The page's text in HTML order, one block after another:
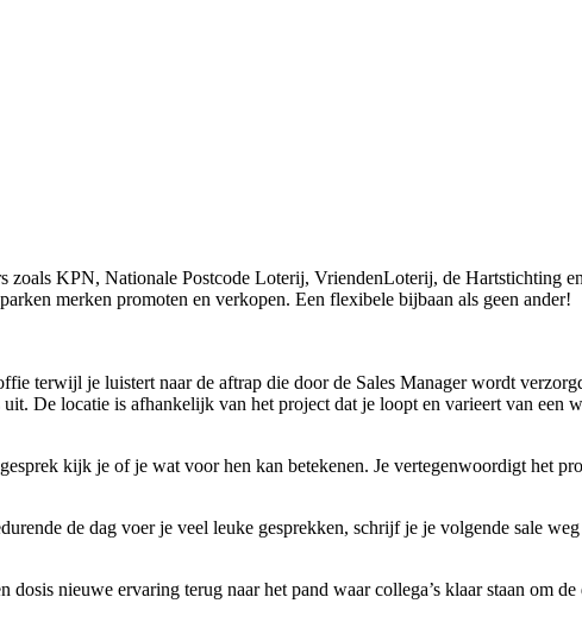
KPN, Nationale Postcode Loterij, VriendenLoterij, de Hartstichting
merken promoten en verkopen. Een flexibele bijbaan als geen ander!
terwijl je luistert naar de aftrap die door de Sales Manager wordt
De locatie is afhankelijk van het project dat je loopt en varieert van een
kijk je of je wat voor hen kan betekenen. Je vertegenwoordigt het
de dag voer je veel leuke gesprekken, schrijf je je volgende sale
nieuwe ervaring terug naar het pand waar collega’s klaar staan om